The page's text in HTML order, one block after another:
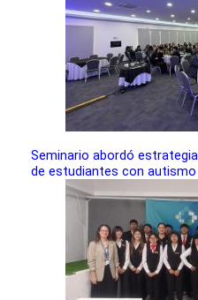
Seminario abordó
de estudiantes con